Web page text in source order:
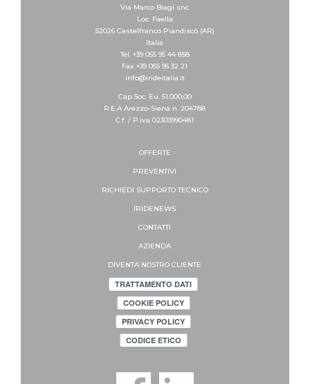
Via Marco Biagi snc
Loc. Faella
52026 Castelfranco Piandiscò (AR)
Italia
Tel. +39 055 95 44 858
Fax +39 055 95 32 21
info@irideitalia.it
Cap.Soc. Eu. 51.000,00
R.E.A Arezzo-Siena n. 204788
C.f. / P.iva 02303990481
OFFERTE
PREVENTIVI
RICHIEDI SUPPORTOTECNICO
IRIDENEWS
CONTATTI
AZIENDA
DIVENTA NOSTRO CLIENTE